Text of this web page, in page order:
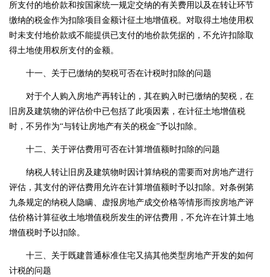
所支付的地价款和按国家统一规定交纳的有关费用以及在转让环节
缴纳的税金作为扣除项目金额计征土地增值税。对取得土地使用权
时未支付地价款或不能提供已支付的地价款凭据的，不允许扣除取
得土地使用权所支付的金额。
十一、关于已缴纳的契税可否在计税时扣除的问题
对于个人购入房地产再转让的，其在购入时已缴纳的契税，在
旧房及建筑物的评估价中已包括了此项因素，在计征土地增值税
时，不另作为“与转让房地产有关的税金”予以扣除。
十二、关于评估费用可否在计算增值额时扣除的问题
纳税人转让旧房及建筑物时因计算纳税的需要而对房地产进行
评估，其支付的评估费用允许在计算增值额时予以扣除。对条例第
九条规定的纳税人隐瞒、虚报房地产成交价格等情形而按房地产评
估价格计算征收土地增值税所发生的评估费用，不允许在计算土地
增值税时予以扣除。
十三、关于既建普通标准住宅又搞其他类型房地产开发的如何
计税的问题